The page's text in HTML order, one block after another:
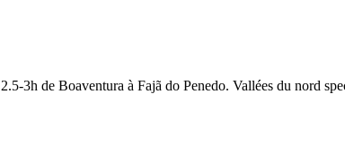
3h de Boaventura à Fajã do Penedo. Vallées du nord